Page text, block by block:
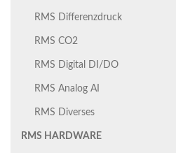
RMS Differenzdruck
RMS CO2
RMS Digital DI/DO
RMS Analog AI
RMS Diverses
RMS HARDWARE